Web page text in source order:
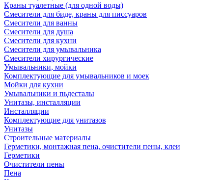
Краны туалетные (для одной воды)
Смесители для биде, краны для писсуаров
Смесители для ванны
Смесители для душа
Смесители для кухни
Смесители для умывальника
Смесители хирургические
Умывальники, мойки
Комплектующие для умывальников и моек
Мойки для кухни
Умывальники и пьдесталы
Унитазы, инсталляции
Инсталляции
Комплектующие для унитазов
Унитазы
Строительные материалы
Герметики, монтажная пена, очистители пены, клеи
Герметики
Очистители пены
Пена